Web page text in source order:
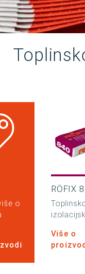
o
RÖFIX
Više o